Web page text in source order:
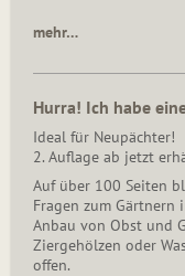
mehr…
Hurra! Ich habe
Ideal für Neupächter!
2. Auflage ab jetzt
Auf über 100 Seiten
Fragen zum Gärtnern
Anbau von Obst und
Ziergehölzen oder
offen.